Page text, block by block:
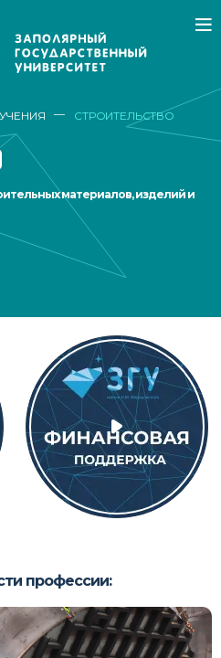
— СТРОИТЕЛЬСТВО
материалов, изделий и
профессии: